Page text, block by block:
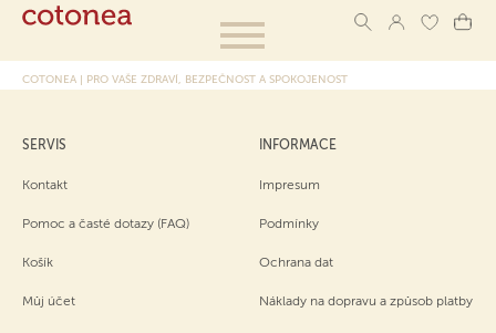
COTONEA | PRO VAŠE ZDRAVÍ, BEZPEČNOST A SPOKOJENOST
SERVIS
Kontakt
Pomoc a časté dotazy (FAQ)
Košík
Můj účet
INFORMACE
Impresum
Podmínky
Ochrana dat
Náklady na dopravu a způsob platby